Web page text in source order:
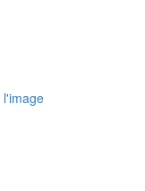
l'image